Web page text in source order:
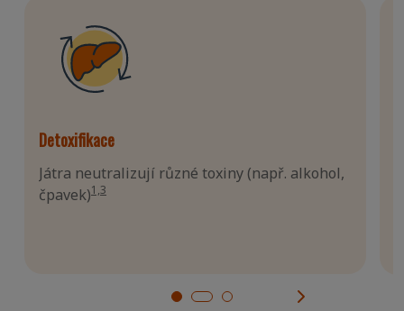
Detoxifikace
Játra neutralizují různé toxiny (např. alkohol,
čpavek)1,3